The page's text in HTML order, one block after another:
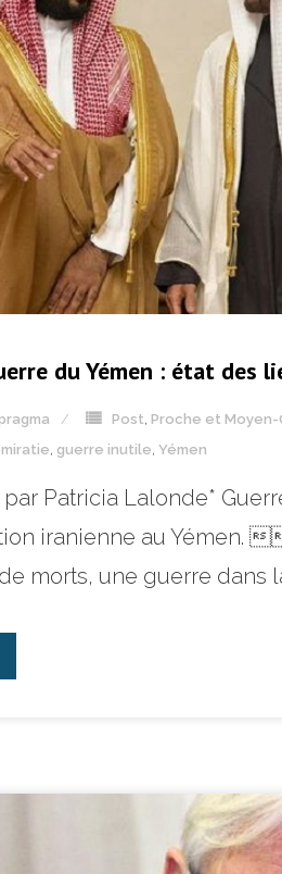
du Yémen : état des
Post Proche et Moyen-
guerre inutile Yémen
par Patricia Lalonde*
iranienne au Yémen.
morts, une guerre dans